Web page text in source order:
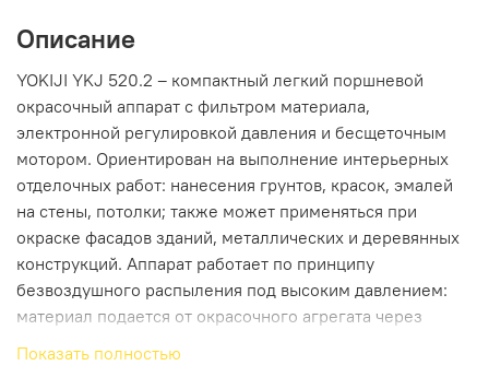
Описание
YOKIJI YKJ 520.2 – компактный легкий поршневой
окрасочный аппарат с фильтром материала,
электронной регулировкой давления и бесщеточным
мотором. Ориентирован на выполнение интерьерных
отделочных работ: нанесения грунтов, красок, эмалей
на стены, потолки; также может применяться при
окраске фасадов зданий, металлических и деревянных
конструкций. Аппарат работает по принципу
безвоздушного распыления под высоким давлением:
материал подается от окрасочного агрегата через
Показать полностью